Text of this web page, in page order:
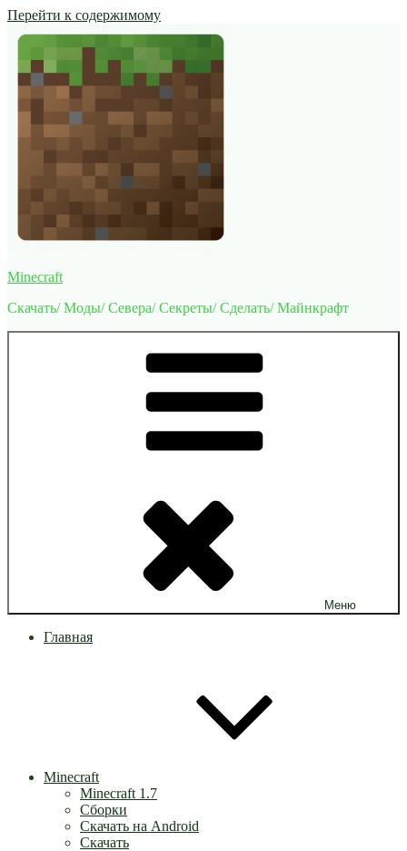
Перейти к содержимому
Minecraft
Скачать/ Моды/ Севера/ Секреты/ Сделать/ Майнкрафт
Меню
Главная
Minecraft
Minecraft 1.7
Сборки
Скачать на Android
Скачать